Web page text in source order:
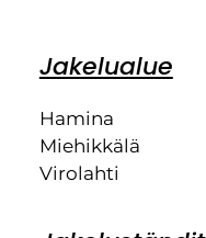
Jakelualue
Hamina
Miehikkälä
Virolahti